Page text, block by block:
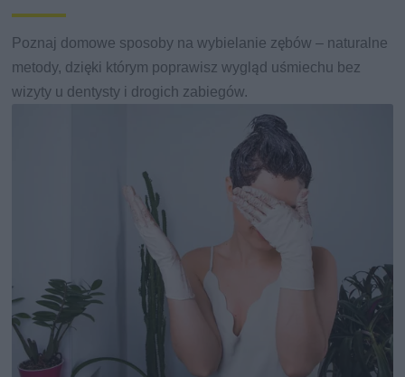
Poznaj domowe sposoby na wybielanie zębów – naturalne
metody, dzięki którym poprawisz wygląd uśmiechu bez
wizyty u dentysty i drogich zabiegów.